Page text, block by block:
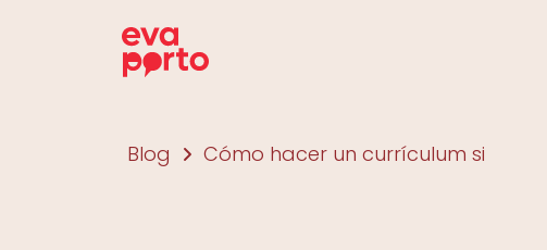
Blog Cómo hacer un currículum si